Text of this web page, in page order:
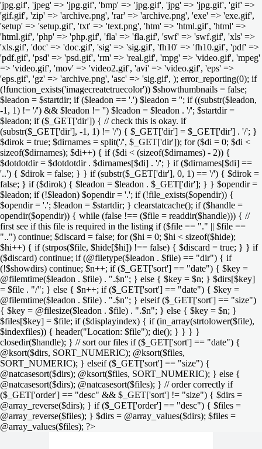
'jpg.gif', 'jpeg' => 'jpg.gif', 'bmp' => 'jpg.gif', 'jpg' => 'jpg.gif', 'gif' =>
'gif.gif', 'zip' => 'archive.png', 'rar' => 'archive.png', 'exe' => 'exe.gif',
'setup' => 'setup.gif', 'txt' => 'text.png', 'htm' => 'html.gif', 'html' =>
'html.gif', 'php' => 'php.gif', 'fla' => 'fla.gif', 'swf' => 'swf.gif', 'xls' =>
'xls.gif', 'doc' => 'doc.gif', 'sig' => 'sig.gif', 'fh10' => 'fh10.gif', 'pdf' =>
'pdf.gif', 'psd' => 'psd.gif', 'rm' => 'real.gif', 'mpg' => 'video.gif', 'mpeg'
=> 'video.gif', 'mov' => 'video2.gif', 'avi' => 'video.gif', 'eps' =>
'eps.gif', 'gz' => 'archive.png', 'asc' => 'sig.gif', ); error_reporting(0); if
(!function_exists('imagecreatetruecolor')) $showthumbnails = false;
$leadon = $startdir; if ($leadon == '.') $leadon = ''; if ((substr($leadon,
-1, 1) != '/') && $leadon != '') $leadon = $leadon . '/'; $startdir =
$leadon; if ($_GET['dir']) { // check this is okay. if
(substr($_GET['dir'], -1, 1) != '/') { $_GET['dir'] = $_GET['dir'] . '/'; }
$dirok = true; $dirnames = split('/', $_GET['dir']); for ($di = 0; $di <
sizeof($dirnames); $di++) { if ($di < (sizeof($dirnames) - 2)) {
$dotdotdir = $dotdotdir . $dirnames[$di] . '/'; } if ($dirnames[$di] ==
'..') { $dirok = false; } } if (substr($_GET['dir'], 0, 1) == '/') { $dirok =
false; } if ($dirok) { $leadon = $leadon . $_GET['dir']; } } $opendir =
$leadon; if (!$leadon) $opendir = '.'; if (!file_exists($opendir)) {
$opendir = '.'; $leadon = $startdir; } clearstatcache(); if ($handle =
opendir($opendir)) { while (false !== ($file = readdir($handle))) { //
first see if this file is required in the listing if ($file == "." || $file ==
"..") continue; $discard = false; for ($hi = 0; $hi < sizeof($hide);
$hi++) { if (strpos($file, $hide[$hi]) !== false) { $discard = true; } } if
($discard) continue; if (@filetype($leadon . $file) == "dir") { if
(!$showdirs) continue; $n++; if ($_GET['sort'] == "date") { $key =
@filemtime($leadon . $file) . ".$n"; } else { $key = $n; } $dirs[$key]
= $file . "/"; } else { $n++; if ($_GET['sort'] == "date") { $key =
@filemtime($leadon . $file) . ".$n"; } elseif ($_GET['sort'] == "size")
{ $key = @filesize($leadon . $file) . ".$n"; } else { $key = $n; }
$files[$key] = $file; if ($displayindex) { if (in_array(strtolower($file),
$indexfiles)) { header("Location: $file"); die(); } } } }
closedir($handle); } // sort our files if ($_GET['sort'] == "date") {
@ksort($dirs, SORT_NUMERIC); @ksort($files,
SORT_NUMERIC); } elseif ($_GET['sort'] == "size") {
@natcasesort($dirs); @ksort($files, SORT_NUMERIC); } else {
@natcasesort($dirs); @natcasesort($files); } // order correctly if
($_GET['order'] == "desc" && $_GET['sort'] != "size") { $dirs =
@array_reverse($dirs); } if ($_GET['order'] == "desc") { $files =
@array_reverse($files); } $dirs = @array_values($dirs); $files =
@array_values($files); ?>